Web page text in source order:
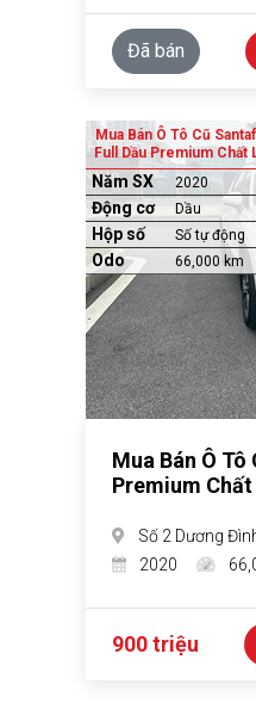
Đã bán
Mua Bán Ô Tô Cũ
Full Dầu Premium Chất
Năm SX 2020
Động cơ Dầu
Hộp số Số tự động
Odo 66,000 km
Mua Bán Ô Tô
Premium
Số 2 Dương
2020
900 triệu